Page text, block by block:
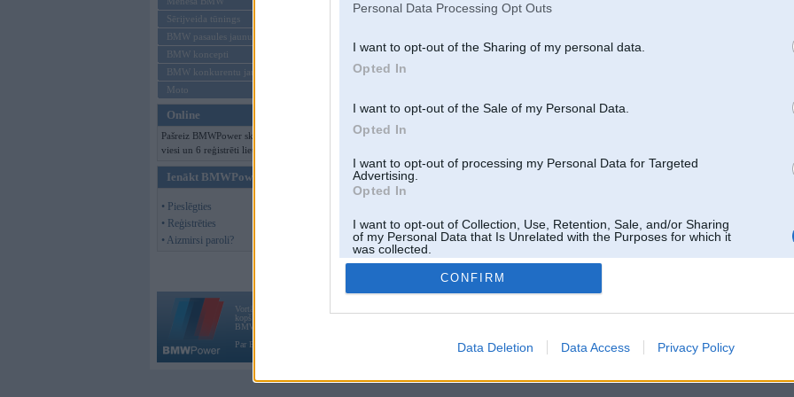
Personal Data Processing Opt Outs
I want to opt-out of the Sharing of my personal data.
Opted In
I want to opt-out of the Sale of my Personal Data.
Opted In
I want to opt-out of processing my Personal Data for Targeted
Advertising.
Opted In
I want to opt-out of Collection, Use, Retention, Sale, and/or Sharing
of my Personal Data that Is Unrelated with the Purposes for which it
was collected.
Opted Out
CONFIRM
Data Deletion Data Access Privacy Policy
Sērijveida tūnings
BMW pasaules jaunumi
BMW koncepti
BMW konkurentu jaunumi
Moto
Online
Pašreiz BMWPower skatās 150
viesi un 6 reģistrēti lietotāji.
Ienākt BMWPower
• Pieslēgties
• Reģistrēties
• Aizmirsi paroli?
Offline
Vortāls BMWPower.lv darbojas
kopš 2002. gada 14. maija. Tas nav auto klubs un nav saistīts ar
BMW AG.
Par BMWPower